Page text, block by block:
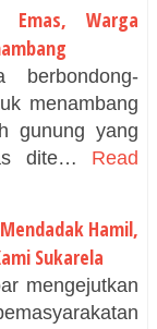
Emas, Warga
berbondong-
menambang
gunung yang
dite…
Read
Hamil,
Sukarela
mengejutkan